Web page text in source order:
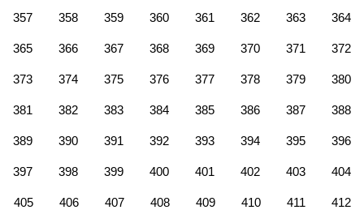
357 358 359 360 361 362 363 364
365 366 367 368 369 370 371 372
373 374 375 376 377 378 379 380
381 382 383 384 385 386 387 388
389 390 391 392 393 394 395 396
397 398 399 400 401 402 403 404
405 406 407 408 409 410 411 412